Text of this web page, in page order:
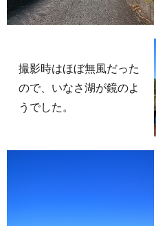
撮影時はほぼ無風だった
ので、いなさ湖が鏡のよ
うでした。